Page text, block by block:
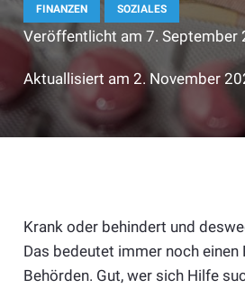
FINANZEN SOZIALES
Veröffentlicht am 7. September
Aktuallisiert am 2. November
Krank oder behindert und
Das bedeutet immer noch
Behörden. Gut, wer sich Hilfe